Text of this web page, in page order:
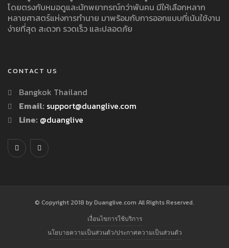
โดยตรงกับหมอดูและนักพยากรณ์กว่าพันคน มีให้เลือกหลาก
หลายศาสตร์แห่งการทำนาย มาพร้อมกับการออกแบบที่เน้นใช้งาน
ง่ายที่สุด สะดวก รวดเร็ว และปลอดภัย
CONTACT US
Bangkok Thailand
Email: support@duanglive.com
Line: @duanglive
© Copyright 2018 by Duanglive.com All Rights Reserved.
เงื่อนไขการใช้บริการ
นโยบายความเป็นส่วนตัว/ประกาศความเป็นส่วนตัว